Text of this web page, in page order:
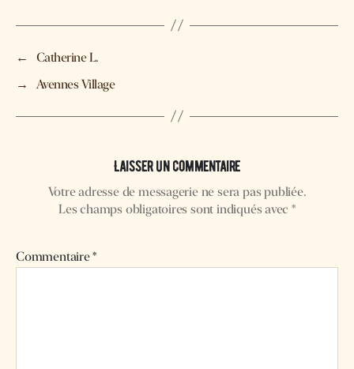
←
Catherine L.
→
Avennes Village
Laisser un commentaire
Votre adresse de messagerie ne sera pas publiée.
Les champs obligatoires sont indiqués avec*
Commentaire*